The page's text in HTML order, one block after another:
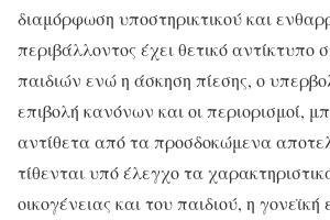
διαμόρφωση υποστηρικτικού και
περιβάλλοντος έχει θετικό αντίκτυπο
παιδιών ενώ η άσκηση πίεσης, ο
επιβολή κανόνων και οι περιορισμοί,
αντίθετα από τα προσδοκώμενα
τίθενται υπό έλεγχο τα
οικογένειας και του παιδιού, η γονεϊκή